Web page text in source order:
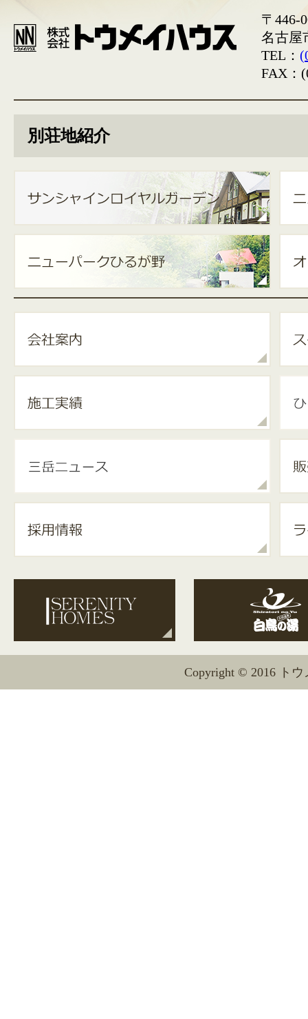
〒446-
名古屋
TEL：
FAX：
別荘地紹介
Copyright © 2016 ト